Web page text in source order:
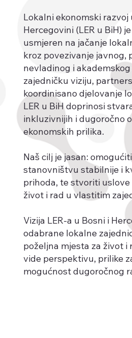
Lokalni ekonomski razvoj
Hercegovini (LER u BiH)
usmjeren na jačanje
kroz povezivanje javnog,
nevladinog i
zajedničku viziju,
koordinisano djelovanje
LER u BiH doprinosi
inkluzivnijih i dugoročno
ekonomskih prilika.
Naš cilj je jasan:
stanovništvu stabilnije i
prihoda, te stvoriti
život i rad u vlastitim
Vizija LER-a u Bosni i
odabrane lokalne
poželjna mjesta za život i
vide perspektivu, prilike
mogućnost dugoročnog